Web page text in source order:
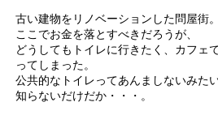
古い建物をリノベーションした問屋街。
ここでお金を落とすべきだろうが、
どうしてもトイレに行きたく、カフェ
ってしまった。
公共的なトイレってあんましないみたい
知らないだけだか・・・。